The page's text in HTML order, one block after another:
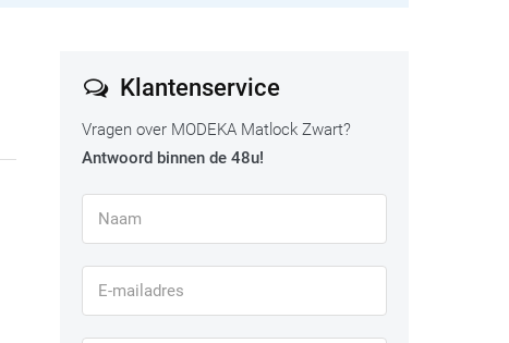
Klantenservice
Vragen over MODEKA Matlock Zwart?
Antwoord binnen de 48u!